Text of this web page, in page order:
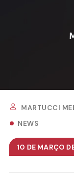
MARTUCCI
NEWS
10 DE MARÇO